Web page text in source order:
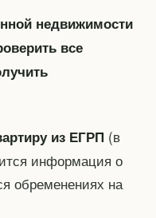
недвижимости
все
из ЕГРП (в
информация о
обременениях на